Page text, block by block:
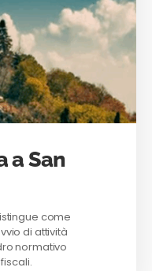
a San
come
di attività
normativo